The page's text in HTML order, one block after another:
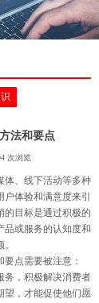
法和要点
次浏览
体、线下活动等多种
体验和满意度来引
的目标是通过积极的
品或服务的认知度和
点需要被注意：
务，积极解决消费者
望，才能促使他们愿